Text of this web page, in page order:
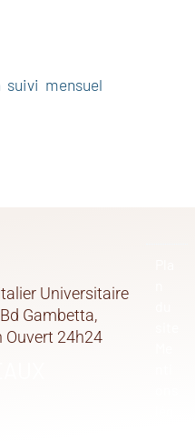
mensuel
Universitaire
Gambetta,
Ouvert 24h24